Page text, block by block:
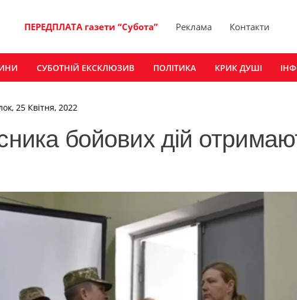
ПЕРЕДПЛАТА газети “Субота” Реклама Контакти
СУБОТНІЙ ЕКСКЛЮЗИВ ПОЛІТИКА КРИК ДУШІ
25 Квітня, 2022
бойових дій